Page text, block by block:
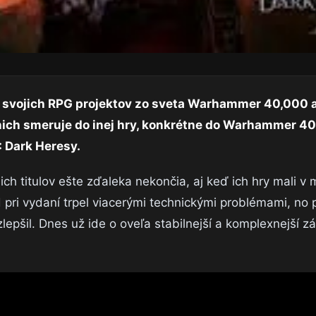
RPG projektov zo sveta Warhammer 40,000
smeruje do inej hry, konkrétne do Warhammer
Heresy.
titulov ešte zďaleka nekončia, aj keď ich hry mali v
vydaní trpel viacerými technickými problémami, no
Dnes už ide o oveľa stabilnejší a komplexnejší